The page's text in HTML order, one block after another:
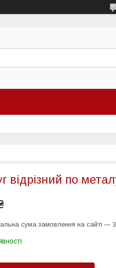
відрізний по
сума замовлення на сайті —